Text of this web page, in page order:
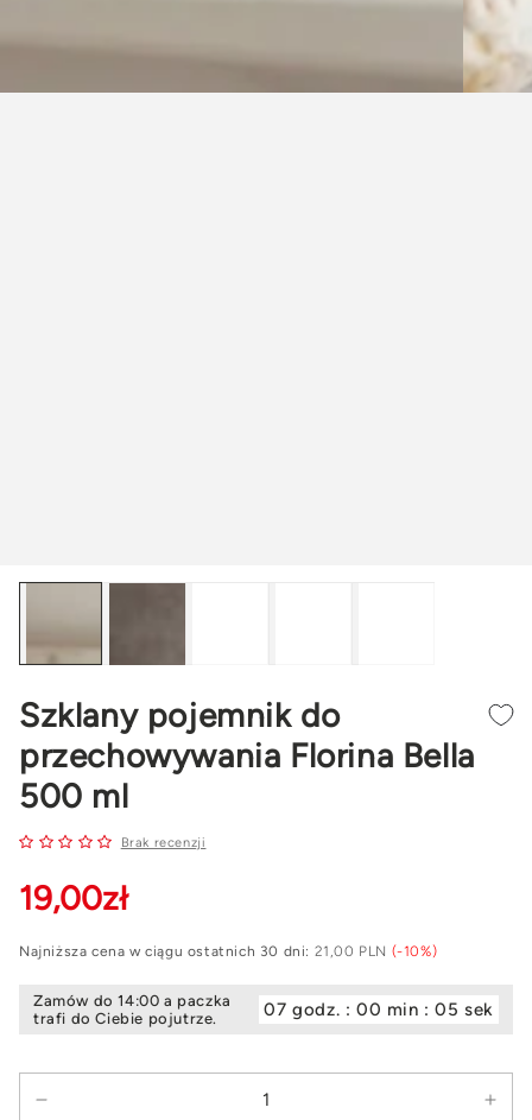
Szklany pojemnik do
przechowywania Florina Bella
500 ml
Brak recenzji
19,00zł
Najniższa cena w ciągu ostatnich 30 dni: 21,00 PLN (-10%)
Zamów do 14:00 a paczka
trafi do Ciebie pojutrze.
07 godz. : 00 min : 04 sek